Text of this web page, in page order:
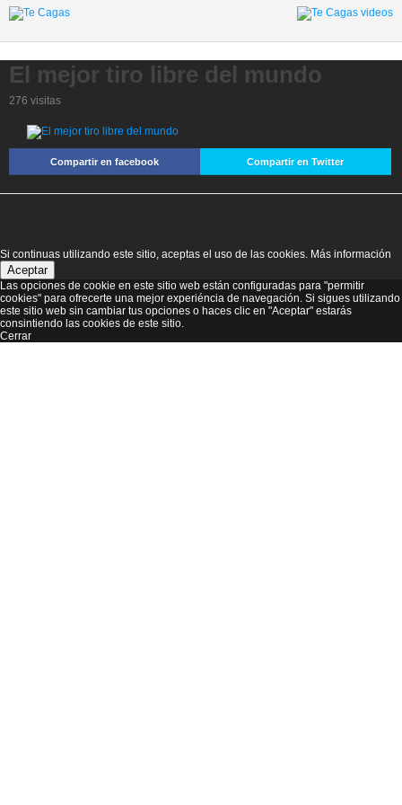
El mejor tiro libre del mundo
276 visitas
Compartir en facebook Compartir en Twitter
Si continuas utilizando este sitio, aceptas el uso de las cookies. Más información
Aceptar
Las opciones de cookie en este sitio web están configuradas para "permitir
cookies" para ofrecerte una mejor experiéncia de navegación. Si sigues utilizando
este sitio web sin cambiar tus opciones o haces clic en "Aceptar" estarás
consintiendo las cookies de este sitio.
Cerrar